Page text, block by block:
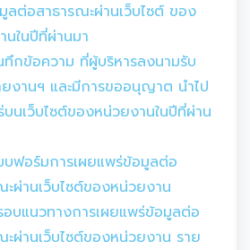
ลต่อสาธารณะผ่านเว็บไซต์ ของ
นในปีที่ผ่านมา
ทึกข้อความ ที่ผู้บริหารลงนามรับ
ยงานฯ และมีการขออนุญาต นำไป
บนเว็บไซต์ของหน่วยงานในปีที่ผ่าน
บฟอร์มการเผยแพร่ข้อมูลต่อ
ะผ่านเว็บไซต์ของหน่วยงาน
อบแนวทางการเผยแพร่ข้อมูลต่อ
ะผ่านเว็บไซต์ของหน่วยงาน ราย